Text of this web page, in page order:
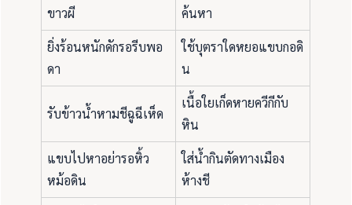
ขาวผี
ค้นหา
ยิ่งร้อนหนักดักรอรีบพอ
ดา
ใช้บุตราใดหยอแขบกอดิ
น
รับข้าวน้ำหามชีฉูฉีเห็ด
เนื้อใยเก็ดหายควีกีกับ
หิน
แขบไปหาอย่ารอหิ้ว
หม้อดิน
ใส่น้ำกินตัดทางเมือง
ห้างชี